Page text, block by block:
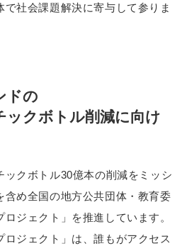
社会課題解決に寄与して参りま
ドの
クボトル削減に向け
ックボトル30億本の削減をミッシ
含め全国の地方公共団体・教育委
ジェクト」を推進しています。
ロジェクト」は、誰もがアクセス